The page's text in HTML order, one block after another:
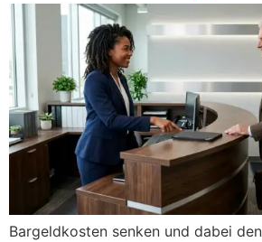
Bargeldkosten senken und dabei